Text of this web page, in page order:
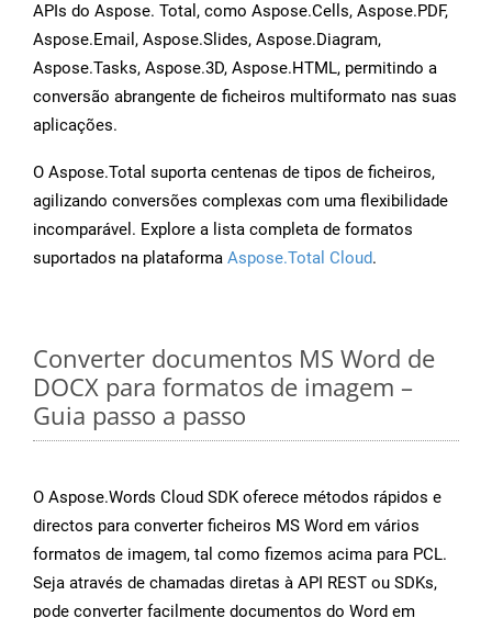
APIs do Aspose. Total, como Aspose.Cells, Aspose.PDF,
Aspose.Email, Aspose.Slides, Aspose.Diagram,
Aspose.Tasks, Aspose.3D, Aspose.HTML, permitindo a
conversão abrangente de ficheiros multiformato nas suas
aplicações.
O Aspose.Total suporta centenas de tipos de ficheiros,
agilizando conversões complexas com uma flexibilidade
incomparável. Explore a lista completa de formatos
suportados na plataforma Aspose.Total Cloud.
Converter documentos MS Word de
DOCX para formatos de imagem –
Guia passo a passo
O Aspose.Words Cloud SDK oferece métodos rápidos e
directos para converter ficheiros MS Word em vários
formatos de imagem, tal como fizemos acima para PCL.
Seja através de chamadas diretas à API REST ou SDKs,
pode converter facilmente documentos do Word em